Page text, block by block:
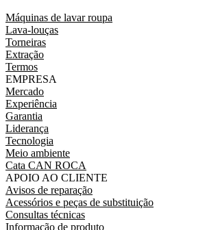
Máquinas de lavar roupa
Lava-louças
Torneiras
Extração
Termos
EMPRESA
Mercado
Experiência
Garantia
Liderança
Tecnologia
Meio ambiente
Cata CAN ROCA
APOIO AO CLIENTE
Avisos de reparação
Acessórios e peças de substituição
Consultas técnicas
Informação de produto